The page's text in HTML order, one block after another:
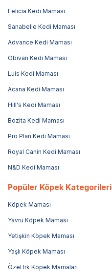
Felicia Kedi Maması
Sanabelle Kedi Maması
Advance Kedi Maması
Obivan Kedi Maması
Luis Kedi Maması
Acana Kedi Maması
Hill's Kedi Maması
Bozita Kedi Maması
Pro Plan Kedi Maması
Royal Canin Kedi Maması
N&D Kedi Maması
Popüler Köpek Kategorileri
Köpek Maması
Yavru Köpek Maması
Yetişkin Köpek Maması
Yaşlı Köpek Maması
Özel Irk Köpek Mamaları